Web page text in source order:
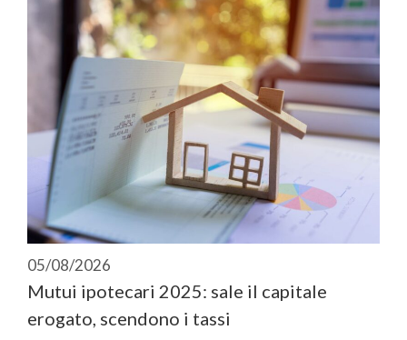
05/08/2026
Mutui ipotecari 2025: sale il capitale
erogato, scendono i tassi